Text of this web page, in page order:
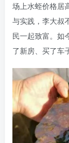
场上水蛭价格居
与实践，李大叔
民一起致富。如
了新房、买了车